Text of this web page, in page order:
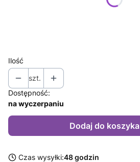
Ilość
szt.
Dostępność:
na wyczerpaniu
Dodaj do koszyka
Czas wysyłki:48 godzin